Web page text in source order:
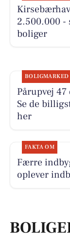
2.500.000 -
boliger
BOLIGMARKED
Pårupvej
Se de
her
FAKTA OM
Færre
oplever